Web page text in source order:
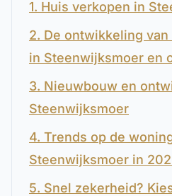
1. Huis verkopen in
2. De ontwikkeling
in Steenwijksmoer en
3. Nieuwbouw en
Steenwijksmoer
4. Trends op de
Steenwijksmoer in
5. Snel zekerheid?